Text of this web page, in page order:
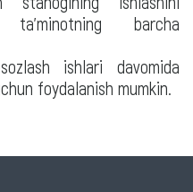
ta'minotning barcha
ishlari davomida
foydalanish mumkin.